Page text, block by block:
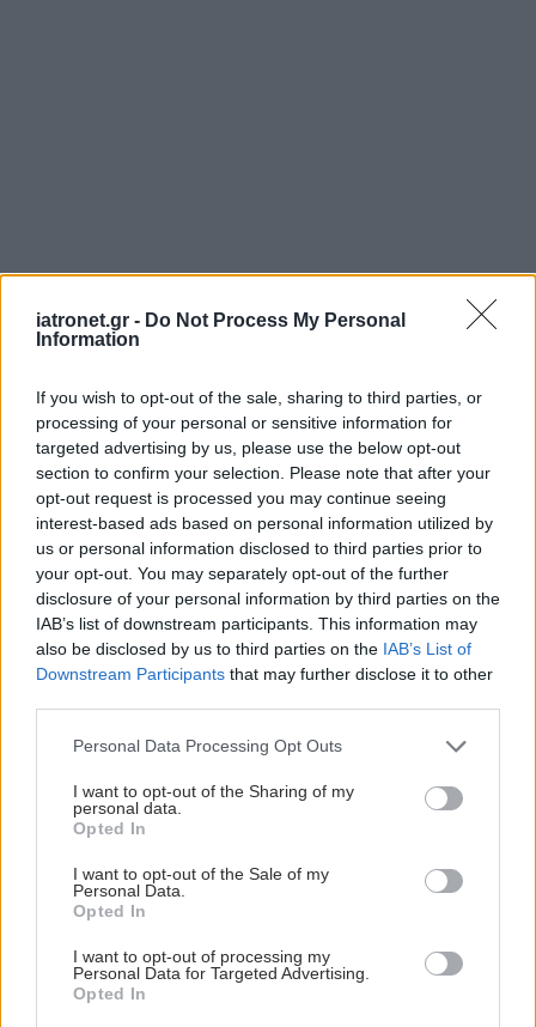
iatronet.gr - Do Not Process My Personal
Information
If you wish to opt-out of the sale, sharing to third parties, or
processing of your personal or sensitive information for
targeted advertising by us, please use the below opt-out
section to confirm your selection. Please note that after your
opt-out request is processed you may continue seeing
interest-based ads based on personal information utilized by
us or personal information disclosed to third parties prior to
your opt-out. You may separately opt-out of the further
disclosure of your personal information by third parties on the
IAB’s list of downstream participants. This information may
also be disclosed by us to third parties on the IAB’s List of
Downstream Participants that may further disclose it to other
Please note that this website/app uses one or more Google
not limited to your visit or usage behaviour. You may click to
grant or deny consent to Google and its third-party tags to
use your data for below specified purposes in below Google
consent section.
Personal Data Processing Opt Outs
I want to opt-out of the Sharing of my
personal data.
Opted In
I want to opt-out of the Sale of my
Personal Data.
Opted In
I want to opt-out of processing my
Personal Data for Targeted Advertising.
Opted In
ΜΠΕΙΤΕ ΣΤΗ ΣΥΖΗΤΗΣΗ
Loading...
Προσθήκη Σχολίου